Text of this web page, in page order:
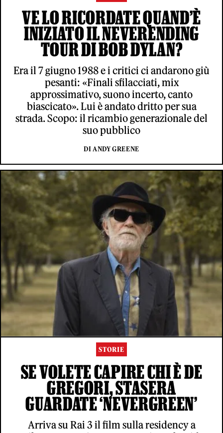
VE LO RICORDATE QUAND’È
INIZIATO IL NEVERENDING
TOUR DI BOB DYLAN?
Era il 7 giugno 1988 e i critici ci andarono giù
pesanti: «Finali sfilacciati, mix
approssimativo, suono incerto, canto
biascicato». Lui è andato dritto per sua
strada. Scopo: il ricambio generazionale del
suo pubblico
DI ANDY GREENE
STORIE
SE VOLETE CAPIRE CHI È DE
GREGORI, STASERA
GUARDATE ‘NEVERGREEN’
Arriva su Rai 3 il film sulla residency a